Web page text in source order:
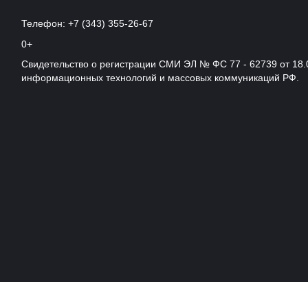
Телефон: +7 (343) 355-26-67
0+
Свидетельство о регистрации СМИ ЭЛ № ФС 77 - 62739 от
информационных технологий и массовых коммуникаций РФ.